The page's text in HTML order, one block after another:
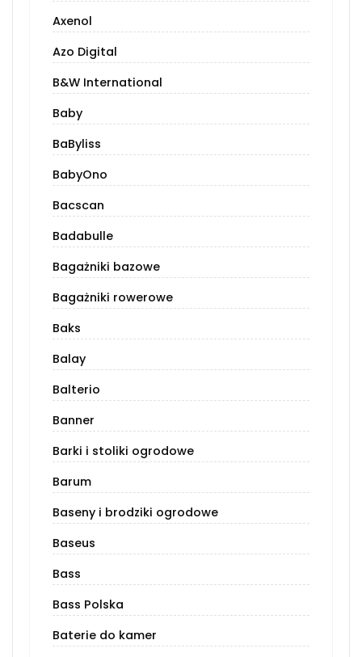
Axenol
Azo Digital
B&W International
Baby
BaByliss
BabyOno
Bacscan
Badabulle
Bagażniki bazowe
Bagażniki rowerowe
Baks
Balay
Balterio
Banner
Barki i stoliki ogrodowe
Barum
Baseny i brodziki ogrodowe
Baseus
Bass
Bass Polska
Baterie do kamer